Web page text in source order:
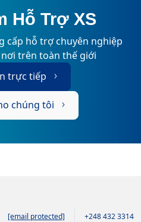
Hỗ Trợ XS
cấp hỗ trợ chuyên nghiệp
trên toàn thế giới
trực tiếp
chúng tôi
[email protected] +248 432 3314